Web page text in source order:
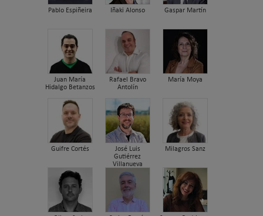
Pablo Espiñeira Iñaki Alonso Gaspar Martín
Juan María
Hidalgo Betanzos
Rafael Bravo
Antolín
María Moya
Guifre Cortés
José Luis
Gutiérrez
Villanueva
Milagros Sanz